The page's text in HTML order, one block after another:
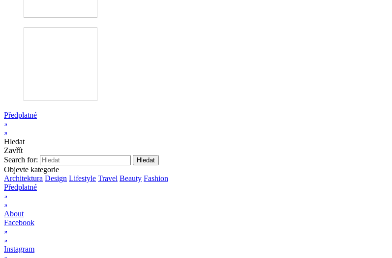
Předplatné
Hledat
Zavřít
Search for:
Objevte kategorie
Architektura Design Lifestyle Travel Beauty Fashion
Předplatné
About
Facebook
Instagram